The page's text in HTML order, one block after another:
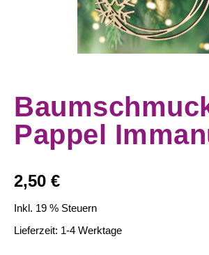
Pappel
Regulärer Preis:
2,50 €
Inkl. 19 % Steuern
Lieferzeit: 1-4 Werktage